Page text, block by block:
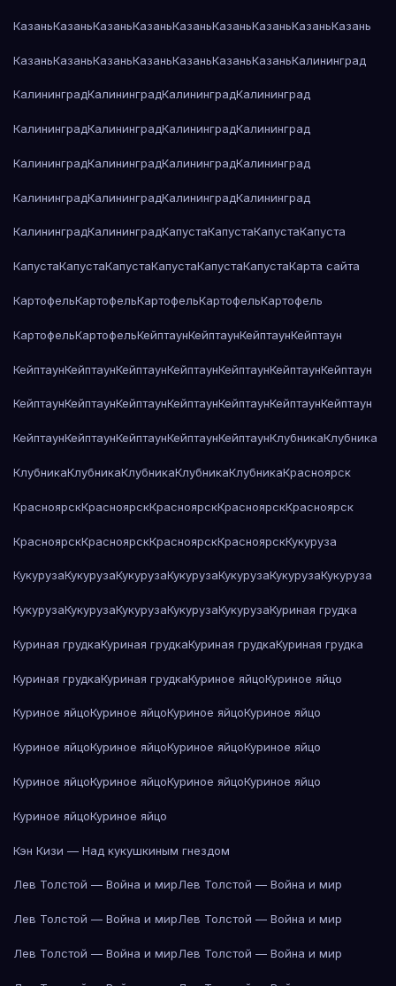
КазаньКазаньКазаньКазаньКазаньКазаньКазаньКазаньКазань
КазаньКазаньКазаньКазаньКазаньКазаньКазаньКалининград
КалининградКалининградКалининградКалининград
КалининградКалининградКалининградКалининград
КалининградКалининградКалининградКалининград
КалининградКалининградКалининградКалининград
КалининградКалининградКапустаКапустаКапустаКапуста
КапустаКапустаКапустаКапустаКапустаКапустаКарта сайта
КартофельКартофельКартофельКартофельКартофель
КартофельКартофельКейптаунКейптаунКейптаунКейптаун
КейптаунКейптаунКейптаунКейптаунКейптаунКейптаунКейптаун
КейптаунКейптаунКейптаунКейптаунКейптаунКейптаунКейптаун
КейптаунКейптаунКейптаунКейптаунКейптаунКлубникаКлубника
КлубникаКлубникаКлубникаКлубникаКлубникаКрасноярск
КрасноярскКрасноярскКрасноярскКрасноярскКрасноярск
КрасноярскКрасноярскКрасноярскКрасноярскКукуруза
КукурузаКукурузаКукурузаКукурузаКукурузаКукурузаКукуруза
КукурузаКукурузаКукурузаКукурузаКукурузаКуриная грудка
Куриная грудкаКуриная грудкаКуриная грудкаКуриная грудка
Куриная грудкаКуриная грудкаКуриное яйцоКуриное яйцо
Куриное яйцоКуриное яйцоКуриное яйцоКуриное яйцо
Куриное яйцоКуриное яйцоКуриное яйцоКуриное яйцо
Куриное яйцоКуриное яйцоКуриное яйцоКуриное яйцо
Куриное яйцоКуриное яйцо
Кэн Кизи — Над кукушкиным гнездом
Лев Толстой — Война и мирЛев Толстой — Война и мир
Лев Толстой — Война и мирЛев Толстой — Война и мир
Лев Толстой — Война и мирЛев Толстой — Война и мир